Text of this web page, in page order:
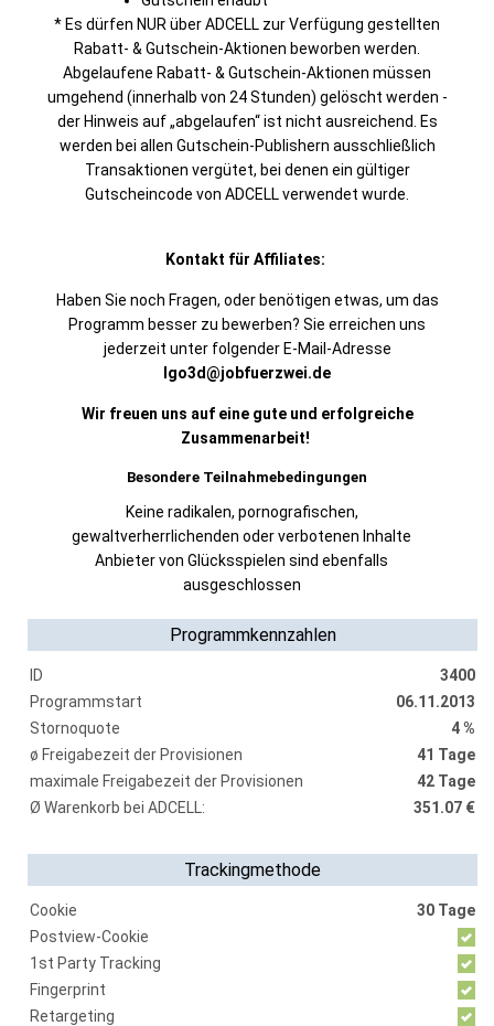
* Es dürfen NUR über ADCELL zur Verfügung gestellten
Rabatt- & Gutschein-Aktionen beworben werden.
Abgelaufene Rabatt- & Gutschein-Aktionen müssen
umgehend (innerhalb von 24 Stunden) gelöscht werden -
der Hinweis auf „abgelaufen“ ist nicht ausreichend. Es
werden bei allen Gutschein-Publishern ausschließlich
Transaktionen vergütet, bei denen ein gültiger
Gutscheincode von ADCELL verwendet wurde.
Kontakt für Affiliates:
Haben Sie noch Fragen, oder benötigen etwas, um das
Programm besser zu bewerben? Sie erreichen uns
jederzeit unter folgender E-Mail-Adresse
Igo3d@jobfuerzwei.de
Wir freuen uns auf eine gute und erfolgreiche
Zusammenarbeit!
Besondere Teilnahmebedingungen
Keine radikalen, pornografischen,
gewaltverherrlichenden oder verbotenen Inhalte
Anbieter von Glücksspielen sind ebenfalls
ausgeschlossen
Programmkennzahlen
ID
3400
Programmstart
06.11.2013
Stornoquote
4 %
ø Freigabezeit der Provisionen
41 Tage
maximale Freigabezeit der Provisionen
42 Tage
Ø Warenkorb bei ADCELL:
351.07 €
Trackingmethode
Cookie
30 Tage
Postview-Cookie
1st Party Tracking
Fingerprint
Retargeting